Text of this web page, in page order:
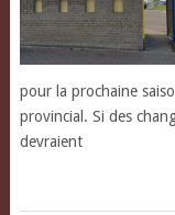
pour la prochaine
provincial. Si des
devraient